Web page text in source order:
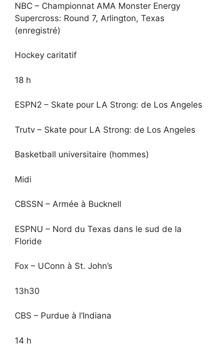
NBC – Championnat AMA Monster Energy
Supercross: Round 7, Arlington, Texas
(enregistré)
Hockey caritatif
18 h
ESPN2 – Skate pour LA Strong: de Los Angeles
Trutv – Skate pour LA Strong: de Los Angeles
Basketball universitaire (hommes)
Midi
CBSSN – Armée à Bucknell
ESPNU – Nord du Texas dans le sud de la
Floride
Fox – UConn à St. John’s
13h30
CBS – Purdue à l’Indiana
14 h